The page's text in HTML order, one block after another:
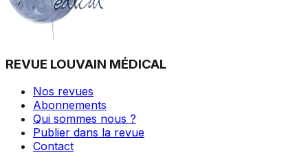
REVUE LOUVAIN MÉDICAL
Nos revues
Abonnements
Qui sommes nous ?
Publier dans la revue
Contact